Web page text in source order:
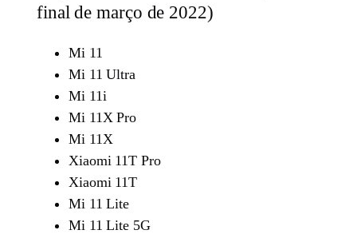
final de março de 2022)
Mi 11
Mi 11 Ultra
Mi 11i
Mi 11X Pro
Mi 11X
Xiaomi 11T Pro
Xiaomi 11T
Mi 11 Lite
Mi 11 Lite 5G